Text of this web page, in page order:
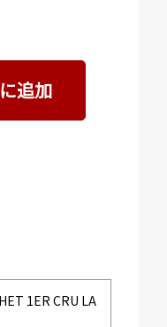
追加
1ER CRU LA